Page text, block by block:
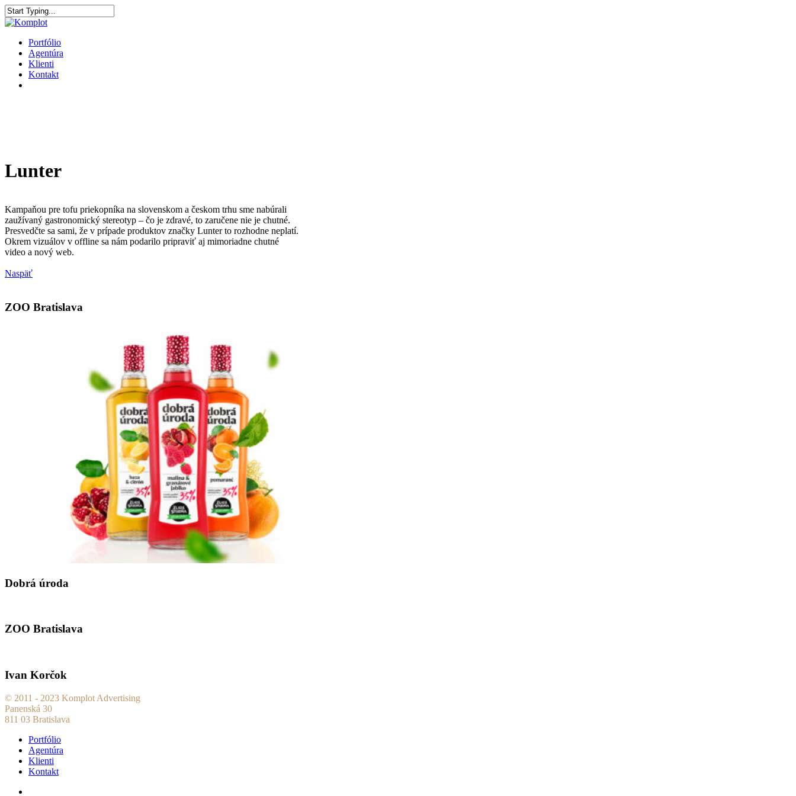
Portfólio
Agentúra
Klienti
Kontakt
Lunter
Kampaňou pre tofu priekopníka na slovenskom a českom trhu sme nabúrali
zaužívaný gastronomický stereotyp – čo je zdravé, to zaručene nie je chutné.
Presvedčte sa sami, že v prípade produktov značky Lunter to rozhodne neplatí.
Okrem vizuálov v offline sa nám podarilo pripraviť aj mimoriadne chutné
video a nový web.
Naspäť
ZOO Bratislava
Dobrá úroda
ZOO Bratislava
Ivan Korčok
© 2011 - 2023 Komplot Advertising
Panenská 30
811 03 Bratislava
Portfólio
Agentúra
Klienti
Kontakt